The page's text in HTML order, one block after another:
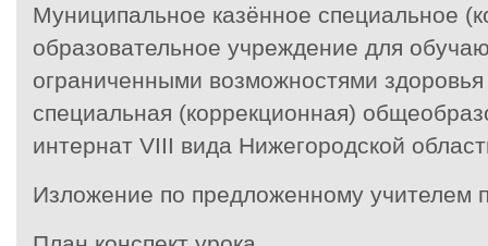
Муниципальное казённое специальное
образовательное учреждение для
ограниченными возможностями здоровья
специальная (коррекционная)
интернат VIII вида Нижегородской
Изложение по предложенному учителем